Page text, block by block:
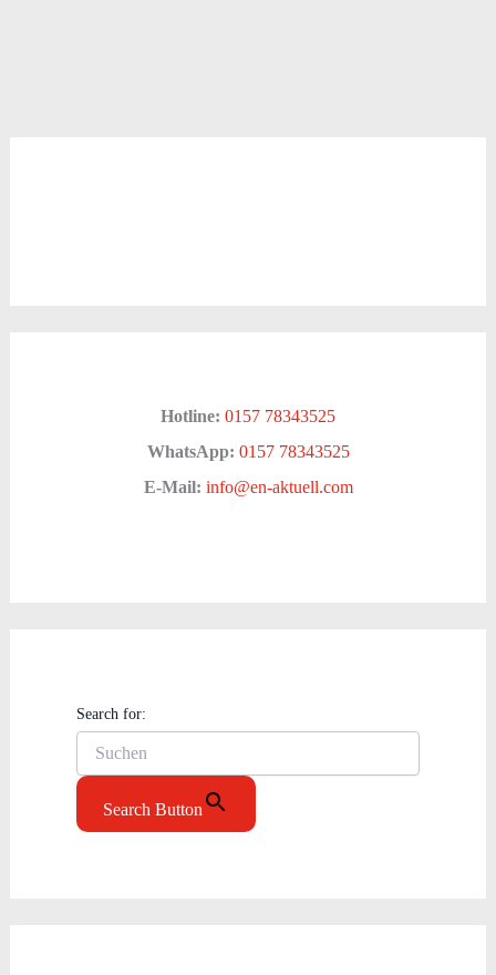
Hotline: 0157 78343525
WhatsApp: 0157 78343525
E-Mail: info@en-aktuell.com
Search for:
Search Button